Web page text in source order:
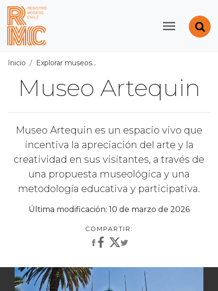
Contenido principal
Registro de Museos
Inicio Explorar museos
Museo Artequin
Museo Artequin es un espacio vivo que
incentiva la apreciación del arte y la
creatividad en sus visitantes, a través de
una propuesta museológica y una
metodología educativa y participativa.
Última modificación: 10 de marzo de 2026